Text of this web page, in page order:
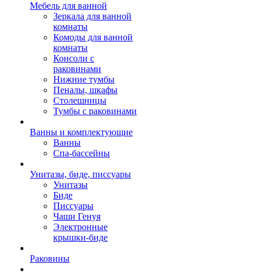
Мебель для ванной
Зеркала для ванной
комнаты
Комоды для ванной
комнаты
Консоли с
раковинами
Нижние тумбы
Пеналы, шкафы
Столешницы
Тумбы с раковинами
Ванны и комплектующие
Ванны
Спа-бассейны
Унитазы, биде, писсуары
Унитазы
Биде
Писсуары
Чаши Генуя
Электронные
крышки-биде
Раковины